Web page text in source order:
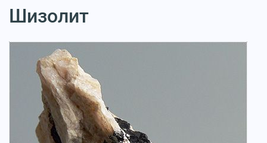
Шизолит